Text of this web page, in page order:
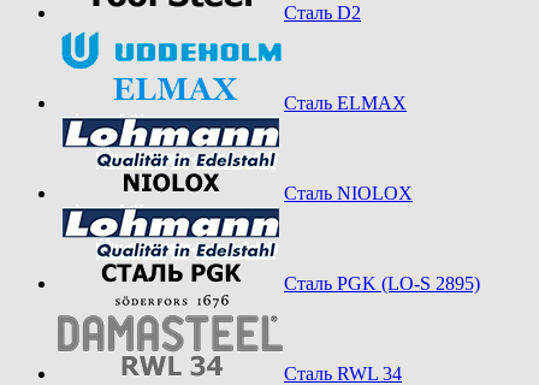
Сталь D2
Сталь ELMAX
Сталь NIOLOX
Сталь PGK (LO-S 2895)
Сталь RWL 34